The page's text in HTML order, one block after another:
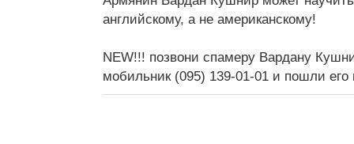
английскому, а не американскому!
NEW!!! позвони спамеру Вардану
мобильник (095) 139-01-01 и пошли его